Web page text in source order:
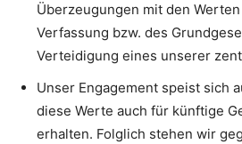
Überzeugungen mit den
Verfassung bzw. des
Verteidigung eines unserer
Unser Engagement speist sich
diese Werte auch für künftige
erhalten. Folglich stehen wir